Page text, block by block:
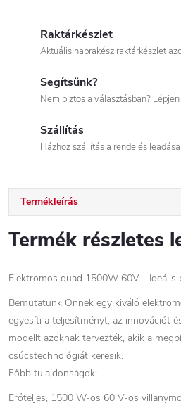
Raktárkészlet
Aktuális naprakész raktárkészlet
Segítsünk?
Nem biztos a választásban?
Szállítás
Házhoz szállítás a rendelés
Termékleírás
Termék részletes
Elektromos quad 1500W 60V - Ideális
Bemutatunk Önnek egy kiváló
egyesíti a teljesítményt, az innovációt
modellt azoknak tervezték, akik a
csúcstechnológiát keresik.
Főbb tulajdonságok:
Erőteljes, 1500 W-os 60 V-os